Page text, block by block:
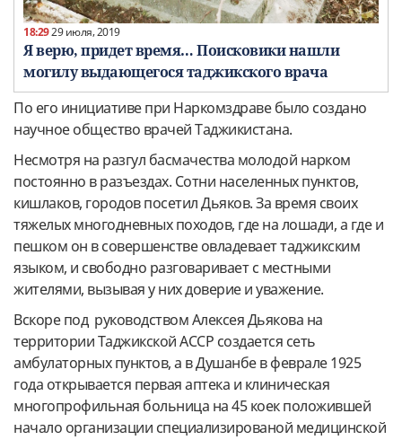
18:2929 июля, 2019
Я верю, придет время… Поисковики нашли
могилу выдающегося таджикского врача
По его инициативе при Наркомздраве было создано
научное общество врачей Таджикистана.
Несмотря на разгул басмачества молодой нарком
постоянно в разъездах. Сотни населенных пунктов,
кишлаков, городов посетил Дьяков. За время своих
тяжелых многодневных походов, где на лошади, а где и
пешком он в совершенстве овладевает таджикским
языком, и свободно разговаривает с местными
жителями, вызывая у них доверие и уважение.
Вскоре под руководством Алексея Дьякова на
территории Таджикской АССР создается сеть
амбулаторных пунктов, а в Душанбе в феврале 1925
года открывается первая аптека и клиническая
многопрофильная больница на 45 коек положившей
начало организации специализированой медицинской